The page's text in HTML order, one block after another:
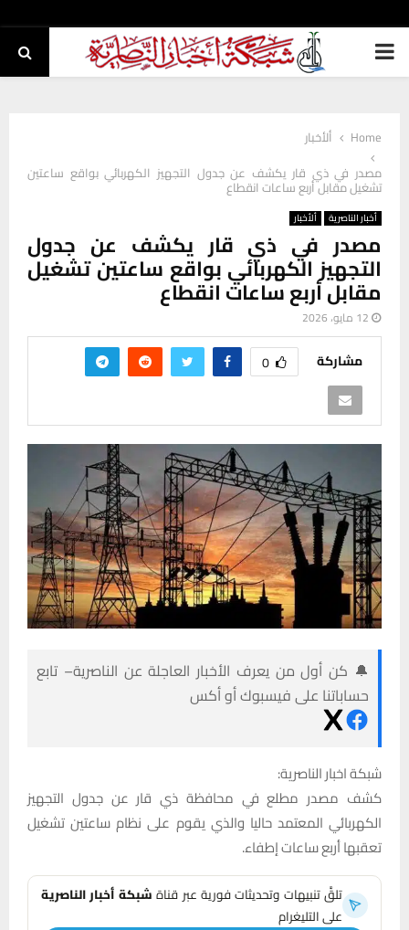
PRIMARY
Home
ألأخبار
مصدر في ذي قار يكشف عن جدول التجهيز الكهربائي بواقع ساعتين
تشغيل مقابل أربع ساعات انقطاع
أخبار الناصرية ألأخبار
مصدر في ذي قار يكشف عن جدول
التجهيز الكهربائي بواقع ساعتين تشغيل
مقابل أربع ساعات انقطاع
12 مايو، 2026
مشاركة 0
🔔 كن أول من يعرف الأخبار العاجلة عن الناصرية– تابع
حساباتنا على فيسبوك أو أكس
شبكة اخبار الناصرية:
كشف مصدر مطلع في محافظة ذي قار عن جدول التجهيز
الكهربائي المعتمد حاليا والذي يقوم على نظام ساعتين تشغيل
تعقبها أربع ساعات إطفاء.
تلقَّ تنبيهات وتحديثات فورية عبر قناةشبكة أخبار الناصرية
على التليغرام